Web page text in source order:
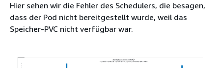
Hier sehen wir die Fehler des Schedulers, die besagen,
dass der Pod nicht bereitgestellt wurde, weil das
Speicher-PVC nicht verfügbar war.